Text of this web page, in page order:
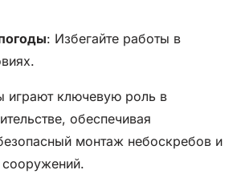
: Избегайте работы в
играют ключевую роль в
обеспечивая
монтаж небоскребов и